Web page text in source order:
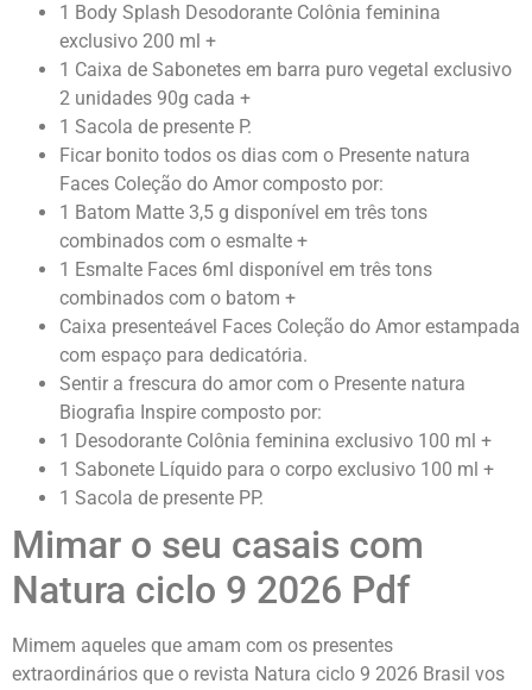
1 Body Splash Desodorante Colônia feminina
exclusivo 200 ml +
1 Caixa de Sabonetes em barra puro vegetal exclusivo
2 unidades 90g cada +
1 Sacola de presente P.
Ficar bonito todos os dias com o Presente natura
Faces Coleção do Amor composto por:
1 Batom Matte 3,5 g disponível em três tons
combinados com o esmalte +
1 Esmalte Faces 6ml disponível em três tons
combinados com o batom +
Caixa presenteável Faces Coleção do Amor estampada
com espaço para dedicatória.
Sentir a frescura do amor com o Presente natura
Biografia Inspire composto por:
1 Desodorante Colônia feminina exclusivo 100 ml +
1 Sabonete Líquido para o corpo exclusivo 100 ml +
1 Sacola de presente PP.
Mimar o seu casais com
Natura ciclo 9 2026 Pdf
Mimem aqueles que amam com os presentes
extraordinários que o revista Natura ciclo 9 2026 Brasil vos